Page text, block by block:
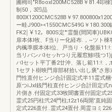
圃栂司"R8ooxl200MC528B￥81.4叩
制50，3凹品
800X1200CMC528B￥
ー畦J900><1550CMC549G￥180.300
FK2￨￥12，800S定"'霊盤(間関車
扉本体l牧、F当りー化経布.，~ツト棟
内楓準膜本体l位、戸当り・化盤振
当リパンパlセッhつり元履窓鯵l筏つ
バlセット平丁番2廿沖、落し範11:!:
1セヲト樹映門扉部材拾い出し褒"さ
門性直付ヒンジ合計固定式半11霊式
原つiJxl銭門柱直付ヒンジ合計田定式
片側き.付固定式33牧聞書置付固定式
霊式25円柱弐24門柱;t2z16両開'直純
定式226直付..霊式24置付.周霊ヨミ226